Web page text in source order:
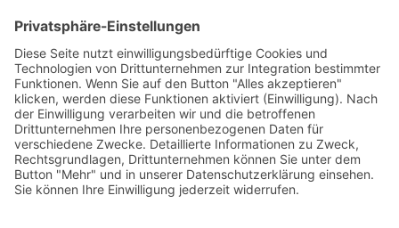
Das Projekt zur Implementierung der Einheitlichen
Ansprechstellen für Arbeitgeber gemäß § 185a SGB IX in
Hessen wird gefördert aus Mitteln des LWV Hessen
Integrationsamtes. Das Projekt wird unter Einbindung
des Hessischen Ministeriums für Arbeit, Integration,
Jugend und Soziales von der Forschungsstelle des
Bildungswerks der Hessischen Wirtschaft e. V.
durchgeführt.